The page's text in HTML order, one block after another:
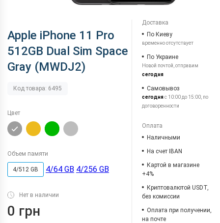
Apple iPhone 11 Pro
512GB Dual Sim Space
Gray (MWDJ2)
Код товара: 6495
Цвет
Объем памяти
4/512 GB 4/64 GB 4/256 GB
Нет в наличии
0 грн
Доставка
По Киеву
временно отсутствует
По Украине
Новой почтой, отправим
сегодня
Самовывоз
сегодняс 10:00 до 15:00, по
договоренности
Оплата
Наличными
На счет IBAN
Картой в магазине
+4%
Криптовалютой USDT,
без комиссии
Оплата при получении,
на почте